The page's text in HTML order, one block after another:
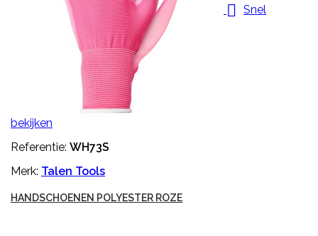
 Snel
bekijken
Referentie: WH73S
Merk: Talen Tools
HANDSCHOENEN POLYESTER ROZE